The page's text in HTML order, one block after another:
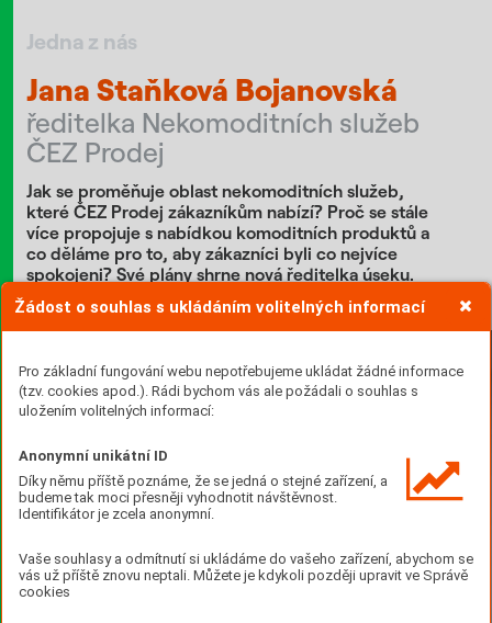
Žádost o souhlas s ukládáním volitelných informací
Pro základní fungování webu nepotřebujeme ukládat žádné informace
(tzv. cookies apod.). Rádi bychom vás ale požádali o souhlas s
uložením volitelných informací:
Anonymní unikátní ID
Díky němu příště poznáme, že se jedná o stejné zařízení, a
budeme tak moci přesněji vyhodnotit návštěvnost.
Identifikátor je zcela anonymní.
Vaše souhlasy a odmítnutí si ukládáme do vašeho zařízení, abychom se
vás už příště znovu neptali. Můžete je kdykoli později upravit ve Správě
cookies
Jedna z nás
Jana Staňková Bojanovská
ředitelka Nekomoditních služeb
ČEZ Prodej
Jak se proměňuje oblast nekomoditních služeb,
které ČEZ Prodej zákazníkům nabízí? Proč se stále
více propojuje s nabídkou komoditních produktů a
co děláme pro to, aby zákazníci byli co nejvíce
spokojeni? Své plány shrne nová ředitelka úseku.
Text: Kateřina Militká Foto: Martin Malý